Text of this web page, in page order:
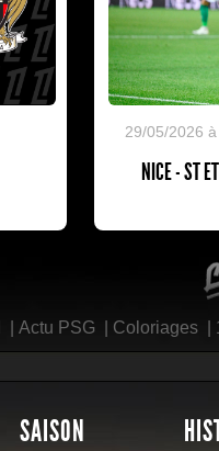
29/05/2026
NICE - ST
Actu PSG| Coloriages|
SAISON